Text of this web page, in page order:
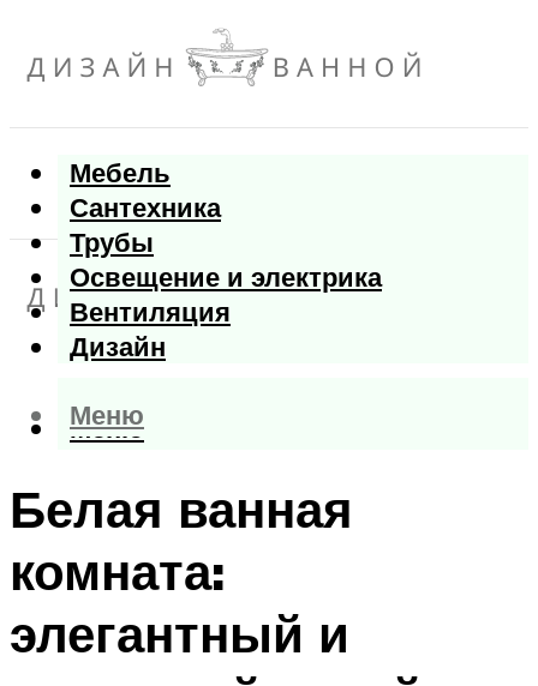
Мебель
Сантехника
Трубы
Освещение и электрика
Вентиляция
Дизайн
Меню
Меню
Белая ванная
комната:
элегантный и